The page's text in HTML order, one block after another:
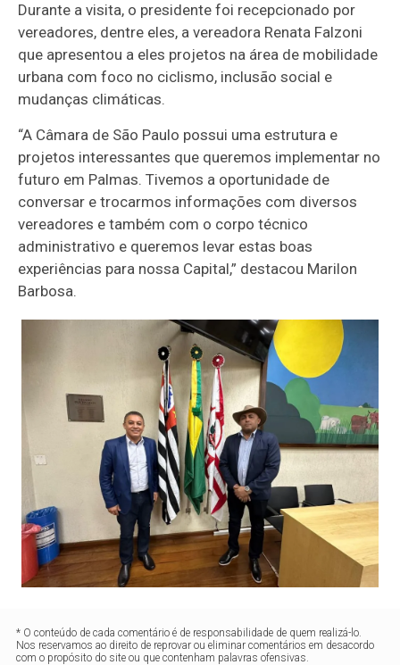
Durante a visita, o presidente foi recepcionado por
vereadores, dentre eles, a vereadora Renata Falzoni
que apresentou a eles projetos na área de mobilidade
urbana com foco no ciclismo, inclusão social e
mudanças climáticas.
“A Câmara de São Paulo possui uma estrutura e
projetos interessantes que queremos implementar no
futuro em Palmas. Tivemos a oportunidade de
conversar e trocarmos informações com diversos
vereadores e também com o corpo técnico
administrativo e queremos levar estas boas
experiências para nossa Capital,” destacou Marilon
Barbosa.
* O conteúdo de cada comentário é de responsabilidade de quem realizá-lo.
Nos reservamos ao direito de reprovar ou eliminar comentários em desacordo
com o propósito do site ou que contenham palavras ofensivas.